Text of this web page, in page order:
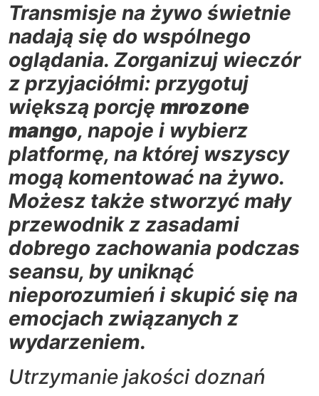
Transmisje na żywo świetnie
nadają się do wspólnego
oglądania. Zorganizuj wieczór
z przyjaciółmi: przygotuj
większą porcję mrozone
mango, napoje i wybierz
platformę, na której wszyscy
mogą komentować na żywo.
Możesz także stworzyć mały
przewodnik z zasadami
dobrego zachowania podczas
seansu, by uniknąć
nieporozumień i skupić się na
emocjach związanych z
wydarzeniem.
Utrzymanie jakości doznań